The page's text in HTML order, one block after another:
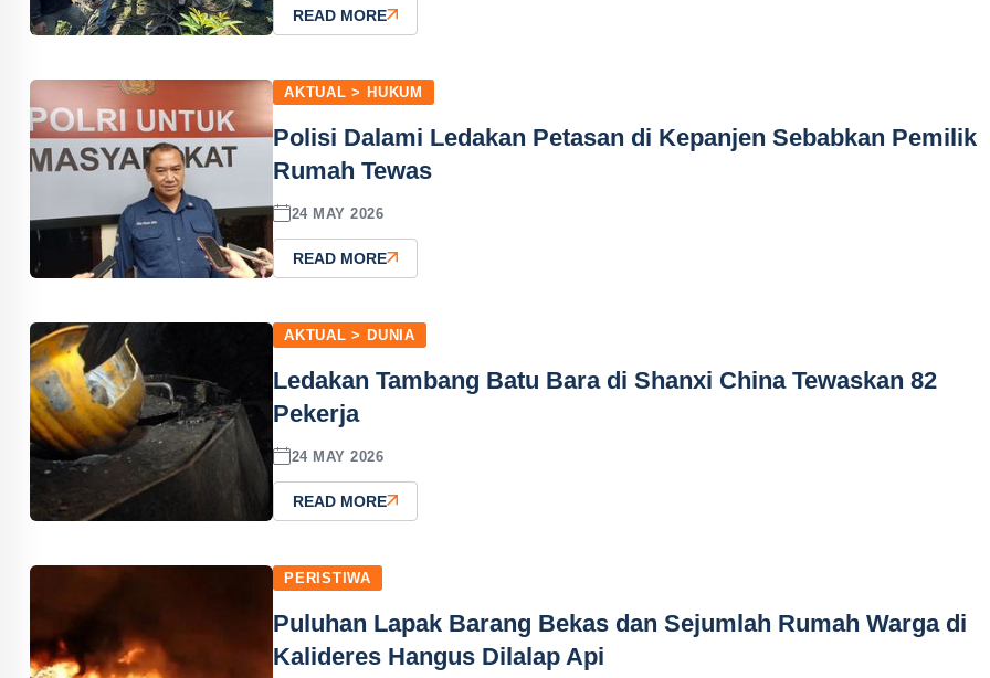
READ MORE
AKTUAL > HUKUM
Polisi Dalami Ledakan Petasan di Kepanjen Sebabkan Pemilik
Rumah Tewas
24 MAY 2026
READ MORE
AKTUAL > DUNIA
Ledakan Tambang Batu Bara di Shanxi China Tewaskan 82
Pekerja
24 MAY 2026
READ MORE
PERISTIWA
Puluhan Lapak Barang Bekas dan Sejumlah Rumah Warga di
Kalideres Hangus Dilalap Api